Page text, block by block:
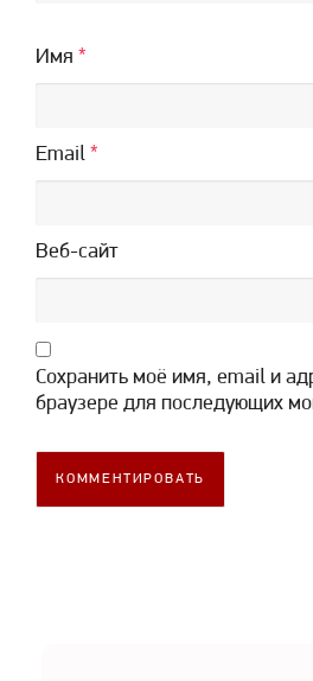
Имя *
Email *
Веб-сайт
Сохранить моё имя, email и
браузере для последующих